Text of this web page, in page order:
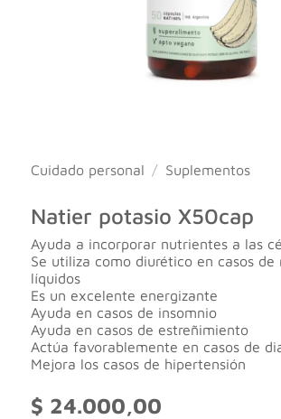
Cuidado personal / Suplementos
Natier potasio X50cap
Ayuda a incorporar nutrientes a las
Se utiliza como diurético en casos de
líquidos
Es un excelente energizante
Ayuda en casos de insomnio
Ayuda en casos de estreñimiento
Actúa favorablemente en casos de
Mejora los casos de hipertensión
$ 24.000,00